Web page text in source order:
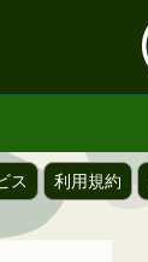
ス 利用規約